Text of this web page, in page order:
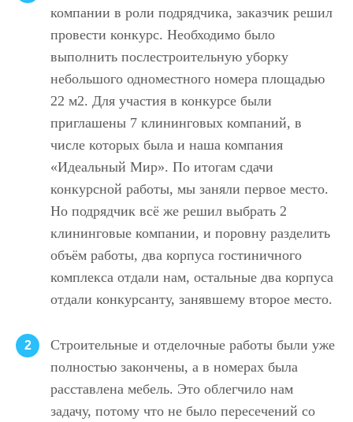
компании в роли подрядчика, заказчик решил
провести конкурс. Необходимо было
выполнить послестроительную уборку
небольшого одноместного номера площадью
22 м2. Для участия в конкурсе были
приглашены 7 клининговых компаний, в
числе которых была и наша компания
«Идеальный Мир». По итогам сдачи
конкурсной работы, мы заняли первое место.
Но подрядчик всё же решил выбрать 2
клининговые компании, и поровну разделить
объём работы, два корпуса гостиничного
комплекса отдали нам, остальные два корпуса
отдали конкурсанту, занявшему второе место.
2
Строительные и отделочные работы были уже
полностью закончены, а в номерах была
расставлена мебель. Это облегчило нам
задачу, потому что не было пересечений со